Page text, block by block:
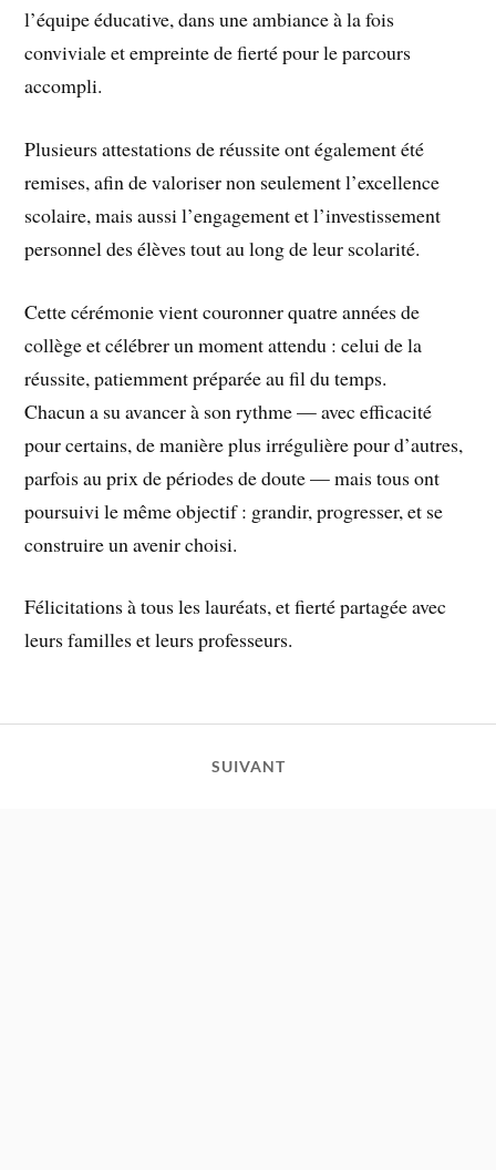
l’équipe éducative, dans une ambiance à la fois
conviviale et empreinte de fierté pour le parcours
accompli.
Plusieurs attestations de réussite ont également été
remises, afin de valoriser non seulement l’excellence
scolaire, mais aussi l’engagement et l’investissement
personnel des élèves tout au long de leur scolarité.
Cette cérémonie vient couronner quatre années de
collège et célébrer un moment attendu : celui de la
réussite, patiemment préparée au fil du temps.
Chacun a su avancer à son rythme — avec efficacité
pour certains, de manière plus irrégulière pour d’autres,
parfois au prix de périodes de doute — mais tous ont
poursuivi le même objectif : grandir, progresser, et se
construire un avenir choisi.
Félicitations à tous les lauréats, et fierté partagée avec
leurs familles et leurs professeurs.
SUIVANT